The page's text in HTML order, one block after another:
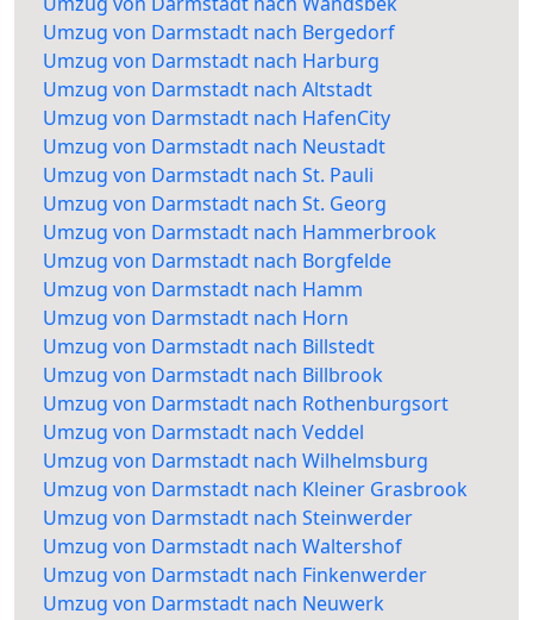
Umzug von Darmstadt nach Bergedorf
Umzug von Darmstadt nach Harburg
Umzug von Darmstadt nach Altstadt
Umzug von Darmstadt nach HafenCity
Umzug von Darmstadt nach Neustadt
Umzug von Darmstadt nach St. Pauli
Umzug von Darmstadt nach St. Georg
Umzug von Darmstadt nach Hammerbrook
Umzug von Darmstadt nach Borgfelde
Umzug von Darmstadt nach Hamm
Umzug von Darmstadt nach Horn
Umzug von Darmstadt nach Billstedt
Umzug von Darmstadt nach Billbrook
Umzug von Darmstadt nach Rothenburgsort
Umzug von Darmstadt nach Veddel
Umzug von Darmstadt nach Wilhelmsburg
Umzug von Darmstadt nach Kleiner Grasbrook
Umzug von Darmstadt nach Steinwerder
Umzug von Darmstadt nach Waltershof
Umzug von Darmstadt nach Finkenwerder
Umzug von Darmstadt nach Neuwerk